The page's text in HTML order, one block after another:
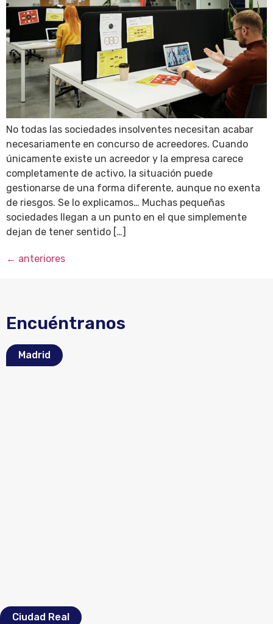
No todas las sociedades insolventes necesitan acabar
necesariamente en concurso de acreedores. Cuando
únicamente existe un acreedor y la empresa carece
completamente de activo, la situación puede
gestionarse de una forma diferente, aunque no exenta
de riesgos. Se lo explicamos… Muchas pequeñas
sociedades llegan a un punto en el que simplemente
dejan de tener sentido […]
← anteriores
Encuéntranos
Madrid
Ciudad Real